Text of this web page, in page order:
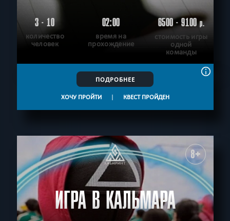
3 - 10
количество
человек
02:00
время на
прохождение
6500 - 9100р.
стоимость игры
одной
команды
ПОДРОБНЕЕ
ХОЧУ ПРОЙТИ | КВЕСТ ПРОЙДЕН
8+
ИГРА В КАЛЬМАРА